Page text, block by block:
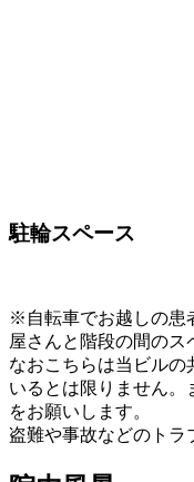
駐輪スペース
※自転車でお越しの患
屋さんと階段の間のス
なおこちらは当ビルの
いるとは限りません。
をお願いします。
盗難や事故などのトラ